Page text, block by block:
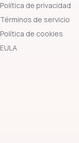
Política de privacidad
Términos de servicio
Política de cookies
EULA